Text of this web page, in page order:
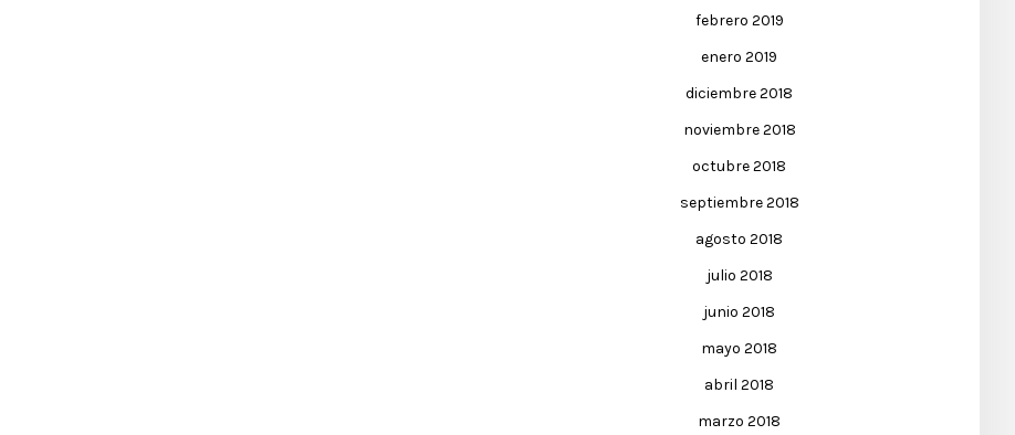
febrero 2019
enero 2019
diciembre 2018
noviembre 2018
octubre 2018
septiembre 2018
agosto 2018
julio 2018
junio 2018
mayo 2018
abril 2018
marzo 2018